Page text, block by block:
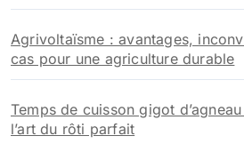
Agrivoltaïsme : avantages,
cas pour une agriculture durable
Temps de cuisson gigot
l’art du rôti parfait